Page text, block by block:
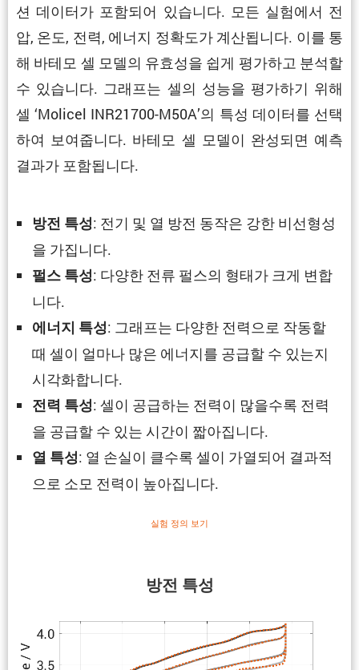
션 데이터가 포함되어 있습니다. 모든 실험에서 전
압, 온도, 전력, 에너지 정확도가 계산됩니다. 이를 통
해 바테모 셀 모델의 유효성을 쉽게 평가하고 분석할
수 있습니다. 그래프는 셀의 성능을 평가하기 위해
셀 ‘Molicel INR21700-M50A’의 특성 데이터를 선택
하여 보여줍니다. 바테모 셀 모델이 완성되면 예측
결과가 포함됩니다.
방전 특성
방전 특성: 전기 및 열 방전 동작은 강한 비선형성
을 가집니다.
펄스 특성: 다양한 전류 펄스의 형태가 크게 변합
니다.
에너지 특성: 그래프는 다양한 전력으로 작동할
때 셀이 얼마나 많은 에너지를 공급할 수 있는지
시각화합니다.
전력 특성: 셀이 공급하는 전력이 많을수록 전력
을 공급할 수 있는 시간이 짧아집니다.
열 특성: 열 손실이 클수록 셀이 가열되어 결과적
으로 소모 전력이 높아집니다.
실험 정의 보기